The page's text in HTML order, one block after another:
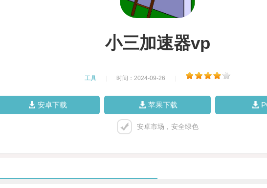
小三加速器vp
工具 时间：2024-09-26
安卓下载 苹果下载
安卓市场，安全绿色